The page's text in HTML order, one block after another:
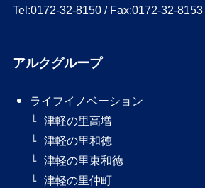
Tel:0172-32-8150 / Fax:0172-32-8153
アルクグループ
ライフイノベーション
津軽の里高増
津軽の里和徳
津軽の里東和徳
津軽の里仲町